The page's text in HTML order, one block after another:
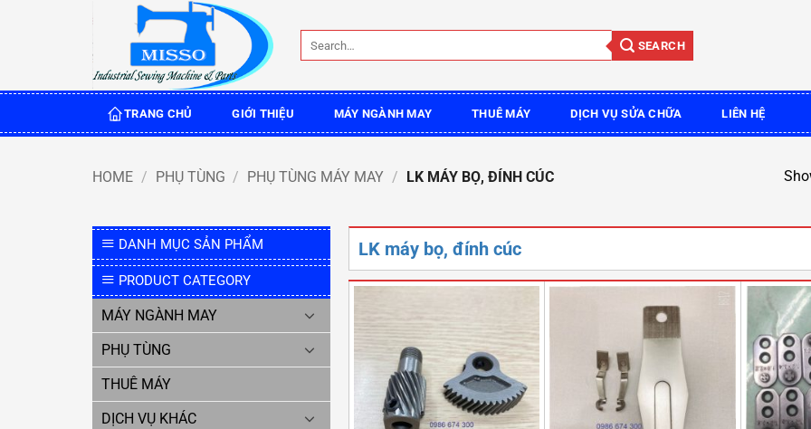
SEARCH
TRANG CHỦ GIỚI THIỆU MÁY NGÀNH MAY THUÊ MÁY DỊCH VỤ SỬA CHỮA LIÊN HỆ
HOME / PHỤ TÙNG / PHỤ TÙNG MÁY MAY / LK MÁY BỌ, ĐÍNH CÚC
DANH MỤC SẢN PHẨM
PRODUCT CATEGORY
MÁY NGÀNH MAY
PHỤ TÙNG
THUÊ MÁY
DỊCH VỤ KHÁC
LK máy bọ, đính cúc